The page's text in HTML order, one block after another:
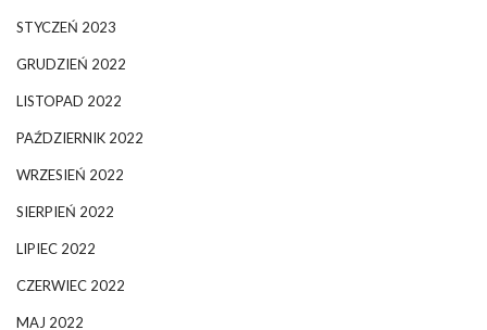
STYCZEŃ 2023
GRUDZIEŃ 2022
LISTOPAD 2022
PAŹDZIERNIK 2022
WRZESIEŃ 2022
SIERPIEŃ 2022
LIPIEC 2022
CZERWIEC 2022
MAJ 2022